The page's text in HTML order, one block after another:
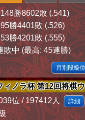
勝8602敗 (.541)
勝4401敗 (.526)
勝4201敗 (.555)
敗中 (最高: 45連勝)
月別段級
ィノラ杯 第12回将棋
位 / 197412人 詳細